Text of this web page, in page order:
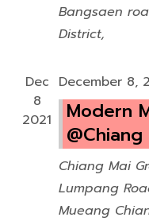
Bangsaen
District,
Dec
8
2021
December 8,
Modern
@Chiang
Chiang Mai
Lumpang
Mueang